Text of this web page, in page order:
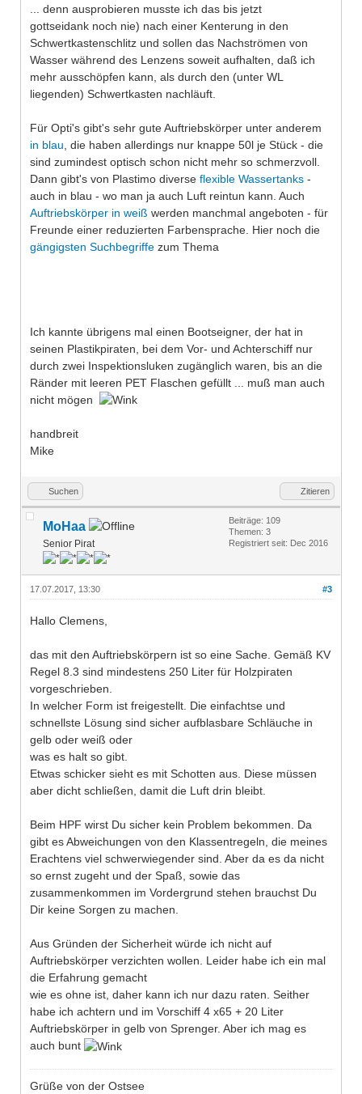
... denn ausprobieren musste ich das bis jetzt
gottseidank noch nie) nach einer Kenterung in den
Schwertkastenschlitz und sollen das Nachströmen von
Wasser während des Lenzens soweit aufhalten, daß ich
mehr ausschöpfen kann, als durch den (unter WL
liegenden) Schwertkasten nachläuft.
Für Opti's gibt's sehr gute Auftriebskörper unter anderem
in blau , die haben allerdings nur knappe 50l je Stück - die
sind zumindest optisch schon nicht mehr so schmerzvoll.
Dann gibt's von Plastimo diverse flexible Wassertanks -
auch in blau - wo man ja auch Luft reintun kann. Auch
Auftriebskörper in weiß werden manchmal angeboten - für
Freunde einer reduzierten Farbensprache. Hier noch die
gängigsten Suchbegriffe zum Thema
Ich kannte übrigens mal einen Bootseigner, der hat in
seinen Plastikpiraten, bei dem Vor- und Achterschiff nur
durch zwei Inspektionsluken zugänglich waren, bis an die
Ränder mit leeren PET Flaschen gefüllt ... muß man auch
nicht mögen
handbreit
Mike
Suchen Zitieren
MoHaa
Senior Pirat
Beiträge: 109
Themen: 3
Registriert seit: Dec 2016
#3
17.07.2017, 13:30
Hallo Clemens,
das mit den Auftriebskörpern ist so eine Sache. Gemäß KV
Regel 8.3 sind mindestens 250 Liter für Holzpiraten
vorgeschrieben.
In welcher Form ist freigestellt. Die einfachtse und
schnellste Lösung sind sicher aufblasbare Schläuche in
gelb oder weiß oder
was es halt so gibt.
Etwas schicker sieht es mit Schotten aus. Diese müssen
aber dicht schließen, damit die Luft drin bleibt.
Beim HPF wirst Du sicher kein Problem bekommen. Da
gibt es Abweichungen von den Klassentregeln, die meines
Erachtens viel schwerwiegender sind. Aber da es da nicht
so ernst zugeht und der Spaß, sowie das
zusammenkommen im Vordergrund stehen brauchst Du
Dir keine Sorgen zu machen.
Aus Gründen der Sicherheit würde ich nicht auf
Auftriebskörper verzichten wollen. Leider habe ich ein mal
die Erfahrung gemacht
wie es ohne ist, daher kann ich nur dazu raten. Seither
habe ich achtern und im Vorschiff 4 x65 + 20 Liter
Auftriebskörper in gelb von Sprenger. Aber ich mag es
auch bunt
Grüße von der Ostsee